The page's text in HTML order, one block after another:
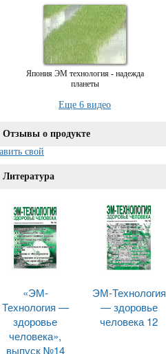
Япония ЭМ технология - надежда
планеты
Еще 6 видео
Отзывы о продукте
свой
Литература
«ЭМ-
Технология —
здоровье
человека»,
выпуск №14
ЭМ-Технология
— здоровье
человека 12